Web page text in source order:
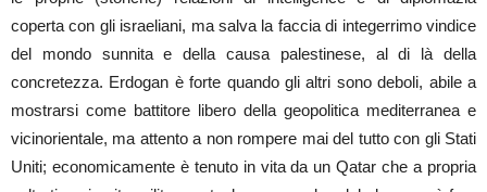
coperta con gli israeliani, ma salva la faccia di integerrimo vindice
del mondo sunnita e della causa palestinese, al di là della
concretezza. Erdogan è forte quando gli altri sono deboli, abile a
mostrarsi come battitore libero della geopolitica mediterranea e
vicinorientale, ma attento a non rompere mai del tutto con gli Stati
Uniti; economicamente è tenuto in vita da un Qatar che a propria